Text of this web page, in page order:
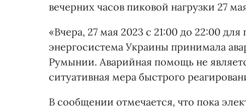
вечерних часов пиковой нагрузки 27
«Вчера, 27 мая 2023 с 21:00 до 22:00
энергосистема Украины принимала
Румынии. Аварийная помощь не
ситуативная мера быстрого
В сообщении отмечается, что пока